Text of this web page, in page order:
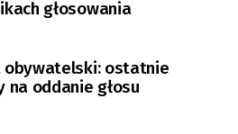
głosowania
obywatelski: ostatnie
na oddanie głosu